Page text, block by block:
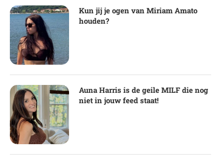
Kun jij je ogen van Miriam Amato
houden?
Auna Harris is de geile MILF die nog
niet in jouw feed staat!